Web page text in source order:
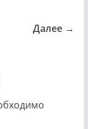
Далее →